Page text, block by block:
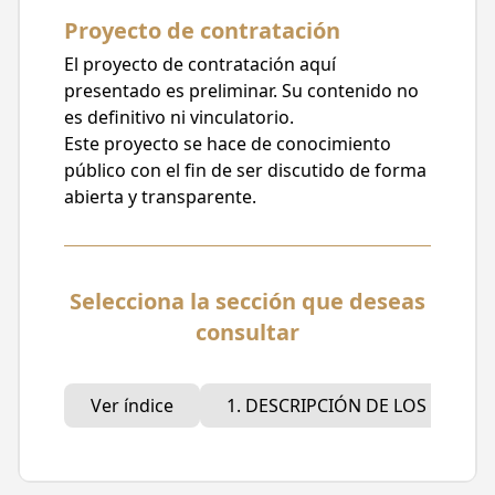
Licitación Pública
Posible carácter de la contratación
Internacional
Fecha de publicación
29/02/2024, 12:39
Fecha límite para recibir comentarios
08/03/2024, 15:00
5412 - Vehiculos y equipo terrestre
destinados a servicios públicos y la
Descripción del proyecto
Proyecto de contratación
El proyecto de contratación aquí
presentado es preliminar. Su contenido no
es definitivo ni vinculatorio.
Este proyecto se hace de conocimiento
público con el fin de ser discutido de forma
abierta y transparente.
Selecciona la sección que deseas
consultar
Ver índice 1. DESCRIPCIÓN DE LOS